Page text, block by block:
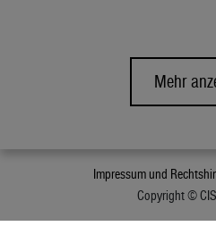
Mehr
Impressum und
Copyright ©